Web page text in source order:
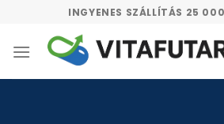
content
INGYENES SZÁLLÍTÁS 25